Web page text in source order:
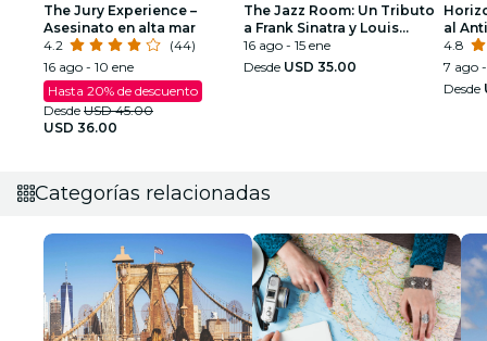
The Jury Experience –
Asesinato en alta mar
4.2
(44)
16 ago - 10 ene
Hasta 20% de descuento
Desde USD 45.00
USD 36.00
The Jazz Room: Un Tributo
a Frank Sinatra y Louis
Armstrong
16 ago - 15 ene
Desde USD 35.00
al
4.8
7 ago
Desde
Categorías relacionadas